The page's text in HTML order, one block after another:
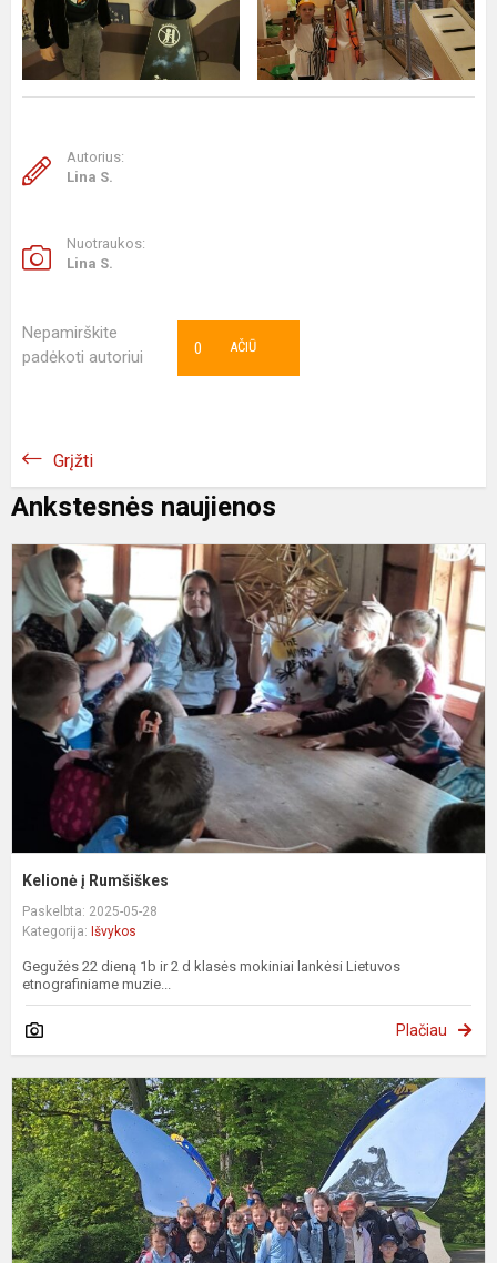
Autorius:
Lina S.
Nuotraukos:
Lina S.
Nepamirškite
padėkoti autoriui
AČIŪ
0
Grįžti
Ankstesnės naujienos
Kelionė į Rumšiškes
Paskelbta: 2025-05-28
Kategorija: Išvykos
Gegužės 22 dieną 1b ir 2 d klasės mokiniai lankėsi Lietuvos
etnografiniame muzie...
Plačiau